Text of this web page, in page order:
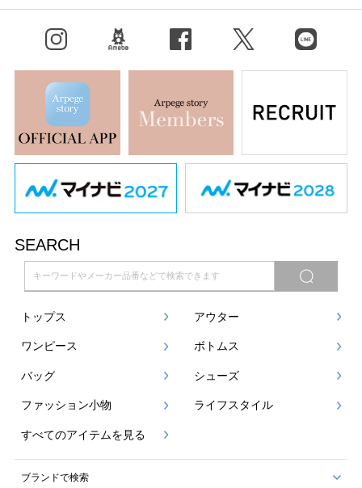
X（旧Twitter） LINE
SEARCH
トップス アウター
ワンピース ボトムス
バッグ シューズ
ファッション小物 ライフスタイル
すべてのアイテムを見る
ブランドで検索